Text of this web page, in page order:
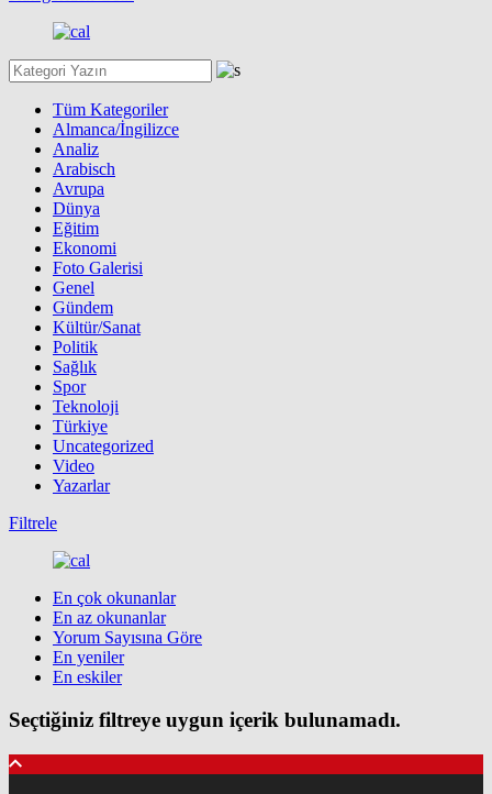
Tüm Kategoriler
Almanca/İngilizce
Analiz
Arabisch
Avrupa
Dünya
Eğitim
Ekonomi
Foto Galerisi
Genel
Gündem
Kültür/Sanat
Politik
Sağlık
Spor
Teknoloji
Türkiye
Uncategorized
Video
Yazarlar
Filtrele
En çok okunanlar
En az okunanlar
Yorum Sayısına Göre
En yeniler
En eskiler
Seçtiğiniz filtreye uygun içerik bulunamadı.